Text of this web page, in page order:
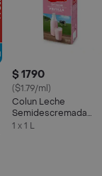
$ 1790
($1.79/ml)
Colun Leche
Semidescremada
Frutilla
1 x 1 L